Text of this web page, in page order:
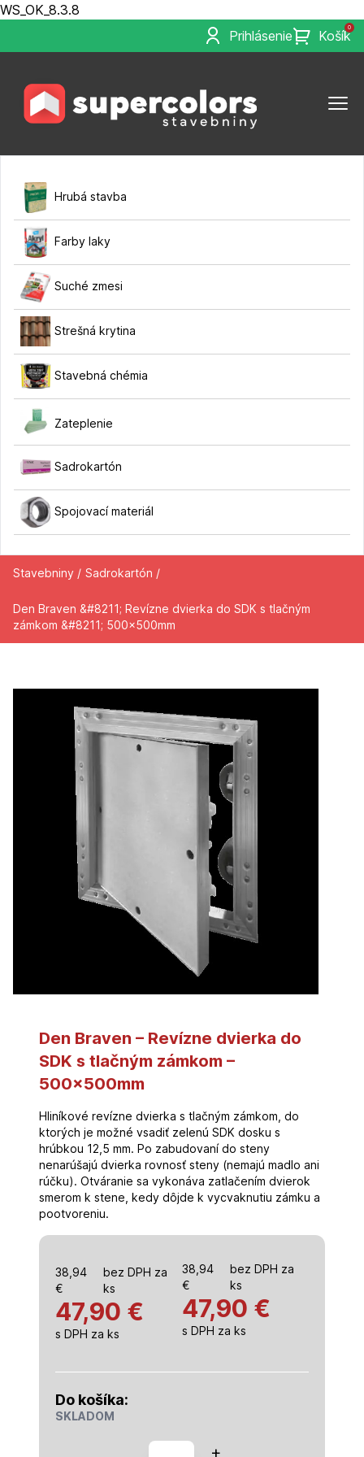
WS_OK_8.3.8
Prihlásenie
0
Košík
Hrubá stavba
Farby laky
Suché zmesi
Strešná krytina
Stavebná chémia
Zateplenie
Sadrokartón
Spojovací materiál
Stavebniny / Sadrokartón /
Den Braven &#8211; Revízne dvierka do SDK s tlačným
zámkom &#8211; 500x500mm
Den Braven – Revízne dvierka do
SDK s tlačným zámkom –
500x500mm
Hliníkové revízne dvierka s tlačným zámkom, do
ktorých je možné vsadiť zelenú SDK dosku s
hrúbkou 12,5 mm. Po zabudovaní do steny
nenarúšajú dvierka rovnosť steny (nemajú madlo ani
rúčku). Otváranie sa vykonáva zatlačením dvierok
smerom k stene, kedy dôjde k vycvaknutiu zámku a
pootvoreniu.
38,94
€
bez DPH za
ks
47,90 €
s DPH za ks
38,94
€
bez DPH za
ks
47,90 €
s DPH za ks
Do košíka:
SKLADOM
množstvo
+